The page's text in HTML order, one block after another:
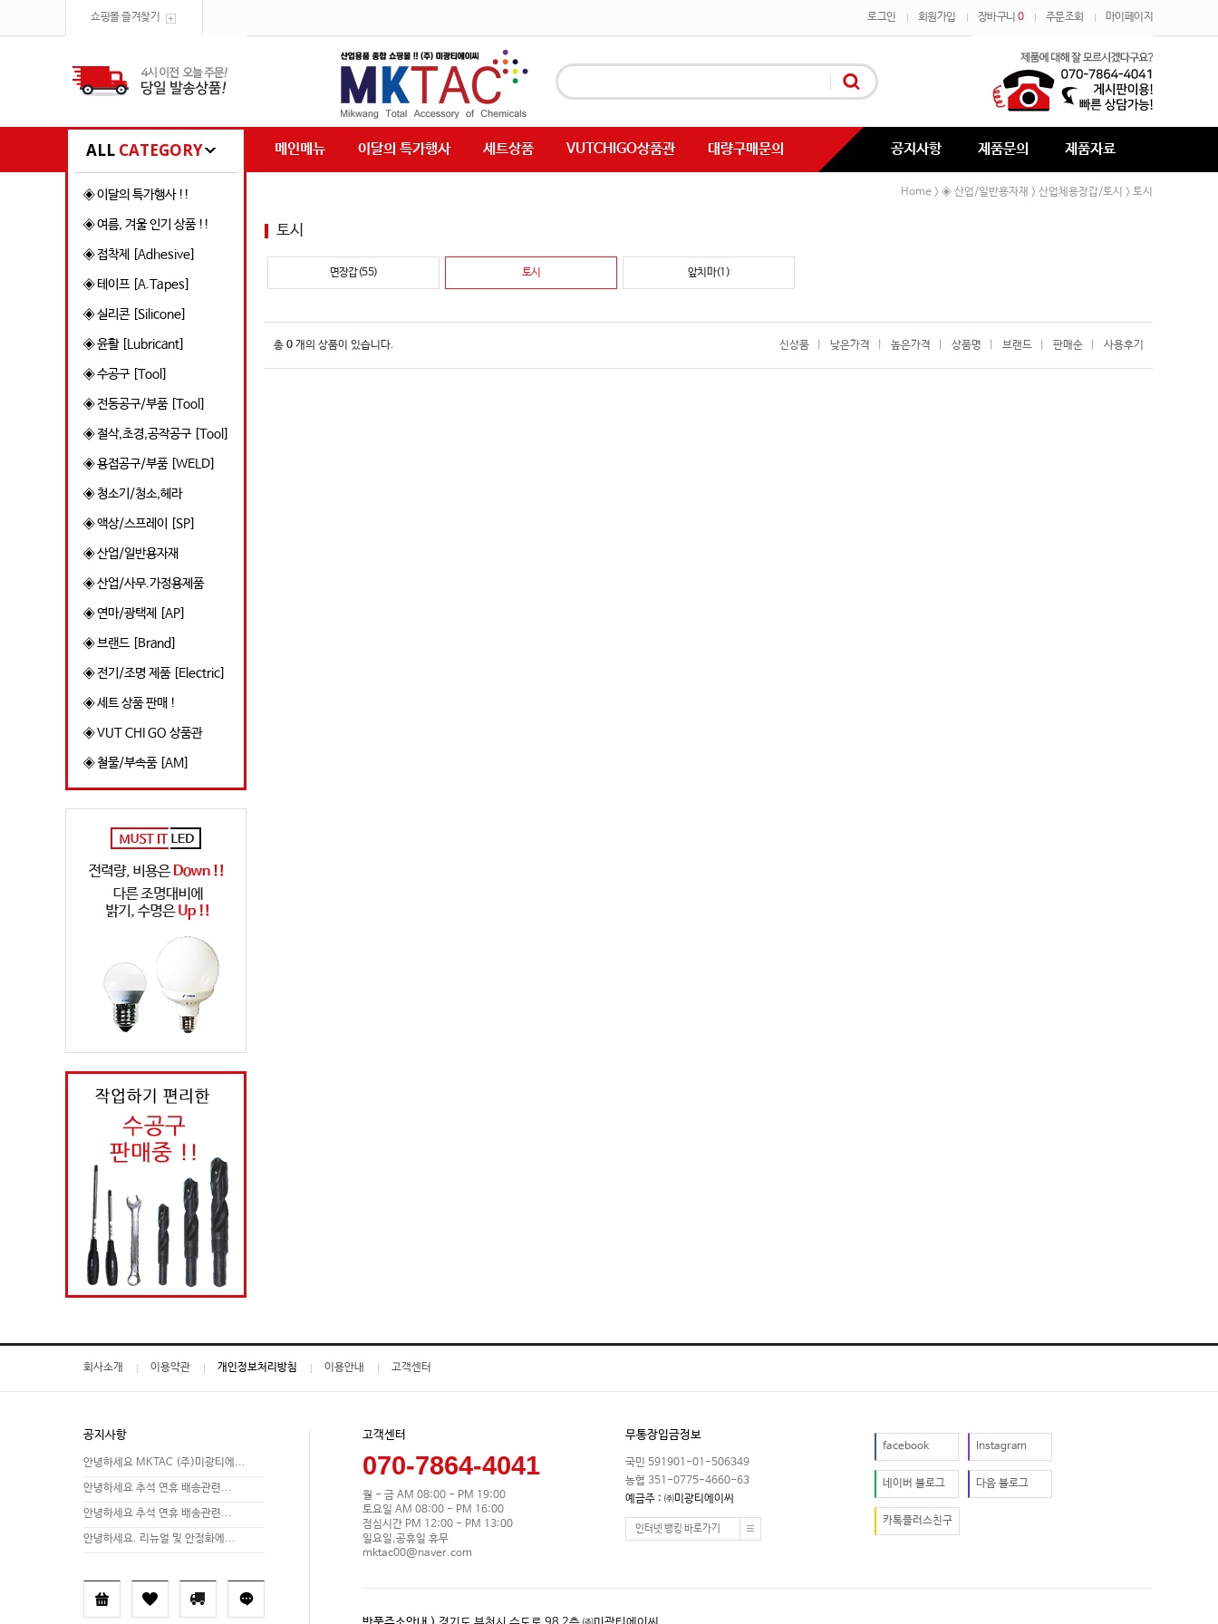
쇼핑몰 즐겨찾기 로그인 회원가입 장바구니 0 주문조회 마이페이지
ALL CATEGORY 메인메뉴 이달의 특가행사 세트상품 VUTCHIGO상품관 대량구매문의 공지사항 제품문의 제품자료
◈ 이달의 특가행사 !!
◈ 여름, 겨울 인기 상품 !!
◈ 접착제 [Adhesive]
◈ 테이프 [A.Tapes]
◈ 실리콘 [Silicone]
◈ 윤활 [Lubricant]
◈ 수공구 [Tool]
◈ 전동공구/부품 [Tool]
◈ 절삭,초경,공작공구 [Tool]
◈ 용접공구/부품 [WELD]
◈ 청소기/청소,헤라
◈ 액상/스프레이 [SP]
◈ 산업/일반용자재
◈ 산업/사무.가정용제품
◈ 연마/광택제 [AP]
◈ 브랜드 [Brand]
◈ 전기/조명 제품 [Electric]
◈ 세트 상품 판매 !
◈ VUT CHI GO 상품관
◈ 철물/부속품 [AM]
Home > ◈ 산업/일반용자재 > 산업체용장갑/토시 > 토시
토시
면장갑(55) 토시 앞치마(1)
총 0 개의 상품이 있습니다. 신상품 낮은가격 높은가격 상품명 브랜드 판매순 사용후기
회사소개 이용약관 개인정보처리방침 이용안내 고객센터
공지사항
안녕하세요 MKTAC (주)미광티에...
안녕하세요 추석 연휴 배송관련...
안녕하세요 추석 연휴 배송관련...
안녕하세요. 리뉴얼 및 안정화에...
고객센터
070-7864-4041
월 - 금 AM 08:00 - PM 19:00
토요일 AM 08:00 - PM 16:00
점심시간 PM 12:00 - PM 13:00
일요일,공휴일 휴무
mktac00@naver.com
무통장입금정보
국민 591901-01-506349
농협 351-0775-4660-63
예금주 : ㈜미광티에이씨
인터넷 뱅킹 바로가기
facebook Instagram
네이버 블로그 다음 블로그
카톡플러스친구